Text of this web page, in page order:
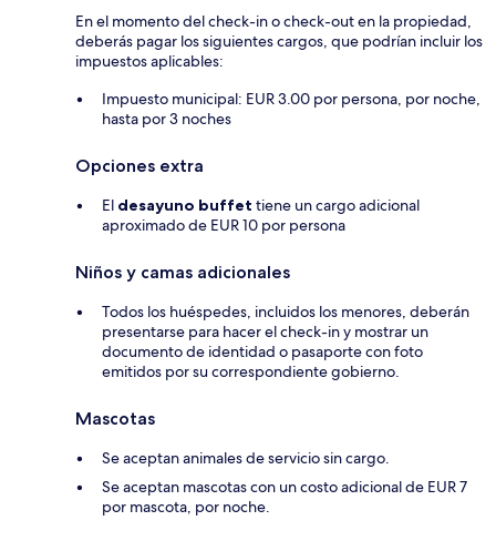
En el momento del check-in o check-out en la propiedad,
deberás pagar los siguientes cargos, que podrían incluir los
impuestos aplicables:
Impuesto municipal: EUR 3.00 por persona, por noche,
hasta por 3 noches
Opciones extra
El desayuno buffet tiene un cargo adicional
aproximado de EUR 10 por persona
Niños y camas adicionales
Todos los huéspedes, incluidos los menores, deberán
presentarse para hacer el check-in y mostrar un
documento de identidad o pasaporte con foto
emitidos por su correspondiente gobierno.
Mascotas
Se aceptan animales de servicio sin cargo.
Se aceptan mascotas con un costo adicional de EUR 7
por mascota, por noche.